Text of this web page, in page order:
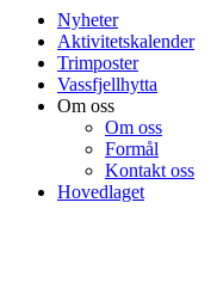
Nyheter
Aktivitetskalender
Trimposter
Vassfjellhytta
Om oss
Om oss
Formål
Kontakt oss
Hovedlaget